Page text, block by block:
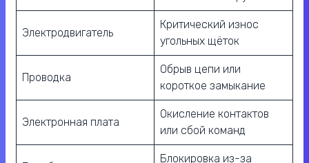
Электродвигатель
Критический износ
угольных щёток
Проводка
Обрыв цепи или
короткое замыкание
Электронная плата
Окисление контактов
или сбой команд
Блокировка из-за